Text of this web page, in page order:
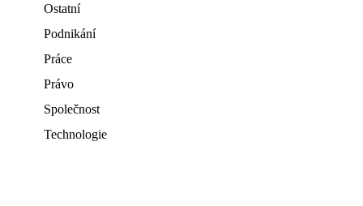
Ostatní
Podnikání
Práce
Právo
Společnost
Technologie